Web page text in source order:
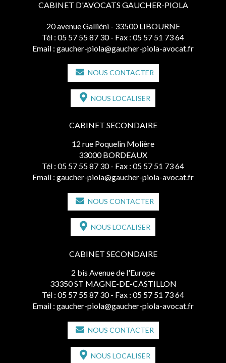
CABINET D'AVOCATS GAUCHER-PIOLA
20 avenue Galliéni - 33500 LIBOURNE
Tél : 05 57 55 87 30 - Fax : 05 57 51 73 64
Email : gaucher-piola@gaucher-piola-avocat.fr
NOUS CONTACTER
NOUS LOCALISER
CABINET SECONDAIRE
12 rue Poquelin Molière
33000 BORDEAUX
Tél : 05 57 55 87 30 - Fax : 05 57 51 73 64
Email : gaucher-piola@gaucher-piola-avocat.fr
NOUS CONTACTER
NOUS LOCALISER
CABINET SECONDAIRE
2 bis Avenue de l'Europe
33350 ST MAGNE-DE-CASTILLON
Tél : 05 57 55 87 30 - Fax : 05 57 51 73 64
Email : gaucher-piola@gaucher-piola-avocat.fr
NOUS CONTACTER
NOUS LOCALISER